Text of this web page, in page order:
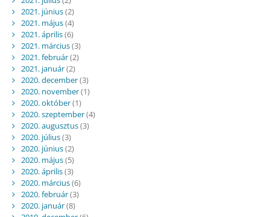
2021. június(2)
2021. május(4)
2021. április(6)
2021. március(3)
2021. február(2)
2021. január(2)
2020. december(3)
2020. november(1)
2020. október(1)
2020. szeptember(4)
2020. augusztus(3)
2020. július(3)
2020. június(2)
2020. május(5)
2020. április(3)
2020. március(6)
2020. február(3)
2020. január(8)